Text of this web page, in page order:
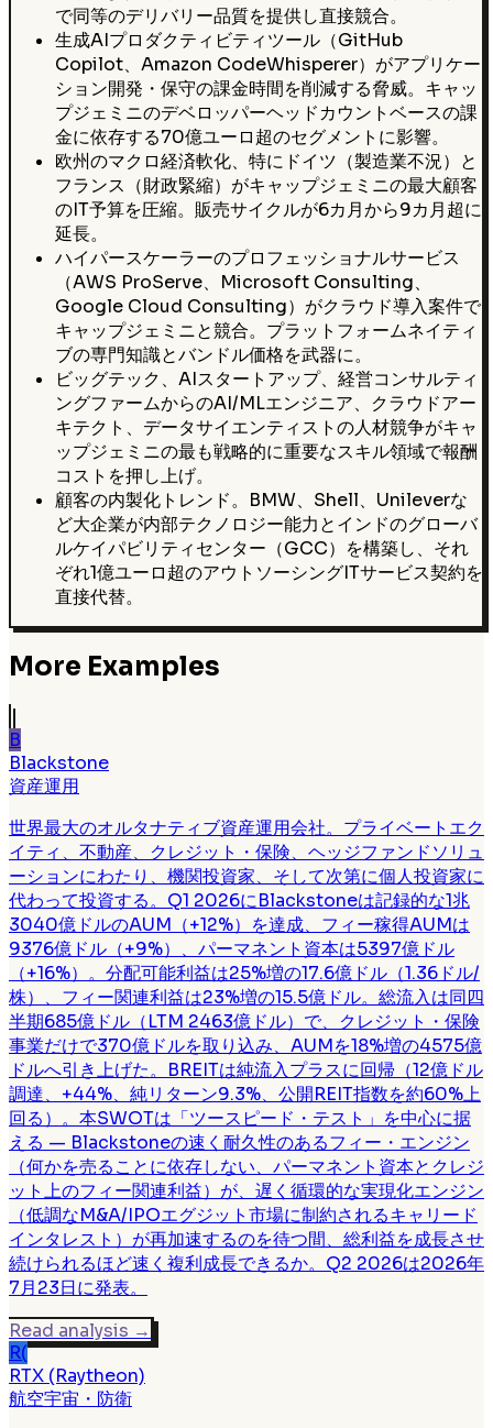
で同等のデリバリー品質を提供し直接競合。
生成AIプロダクティビティツール（GitHub
Copilot、Amazon CodeWhisperer）がアプリケー
ション開発・保守の課金時間を削減する脅威。キャッ
プジェミニのデベロッパーヘッドカウントベースの課
金に依存する70億ユーロ超のセグメントに影響。
欧州のマクロ経済軟化、特にドイツ（製造業不況）と
フランス（財政緊縮）がキャップジェミニの最大顧客
のIT予算を圧縮。販売サイクルが6カ月から9カ月超に
延長。
ハイパースケーラーのプロフェッショナルサービス
（AWS ProServe、Microsoft Consulting、
Google Cloud Consulting）がクラウド導入案件で
キャップジェミニと競合。プラットフォームネイティ
ブの専門知識とバンドル価格を武器に。
ビッグテック、AIスタートアップ、経営コンサルティ
ングファームからのAI/MLエンジニア、クラウドアー
キテクト、データサイエンティストの人材競争がキャ
ップジェミニの最も戦略的に重要なスキル領域で報酬
コストを押し上げ。
顧客の内製化トレンド。BMW、Shell、Unileverな
ど大企業が内部テクノロジー能力とインドのグローバ
ルケイパビリティセンター（GCC）を構築し、それ
ぞれ1億ユーロ超のアウトソーシングITサービス契約を
直接代替。
More Examples
B
Blackstone
資産運用
世界最大のオルタナティブ資産運用会社。プライベートエク
イティ、不動産、クレジット・保険、ヘッジファンドソリュ
ーションにわたり、機関投資家、そして次第に個人投資家に
代わって投資する。Q1 2026にBlackstoneは記録的な1兆
3040億ドルのAUM（+12%）を達成、フィー稼得AUMは
9376億ドル（+9%）、パーマネント資本は5397億ドル
（+16%）。分配可能利益は25%増の17.6億ドル（1.36ドル/
株）、フィー関連利益は23%増の15.5億ドル。総流入は同四
半期685億ドル（LTM 2463億ドル）で、クレジット・保険
事業だけで370億ドルを取り込み、AUMを18%増の4575億
ドルへ引き上げた。BREITは純流入プラスに回帰（12億ドル
調達、+44%、純リターン9.3%、公開REIT指数を約60%上
回る）。本SWOTは「ツースピード・テスト」を中心に据
える — Blackstoneの速く耐久性のあるフィー・エンジン
（何かを売ることに依存しない、パーマネント資本とクレジ
ット上のフィー関連利益）が、遅く循環的な実現化エンジン
（低調なM&A/IPOエグジット市場に制約されるキャリード
インタレスト）が再加速するのを待つ間、総利益を成長させ
続けられるほど速く複利成長できるか。Q2 2026は2026年
7月23日に発表。
Read analysis →
R(
RTX (Raytheon)
航空宇宙・防衛